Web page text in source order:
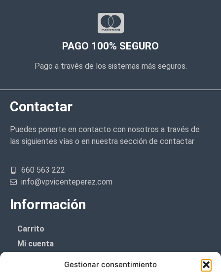
Gestionar consentimiento
PAGO 100% SEGURO
Pago a través de los sistemas más seguros.
Contactar
Puedes ponerte en contacto con nosotros a través de
las siguientes vías o en nuestra sección de contactar
660 563 222
info@vpvicenteperez.com
Información
Carrito
Mi cuenta